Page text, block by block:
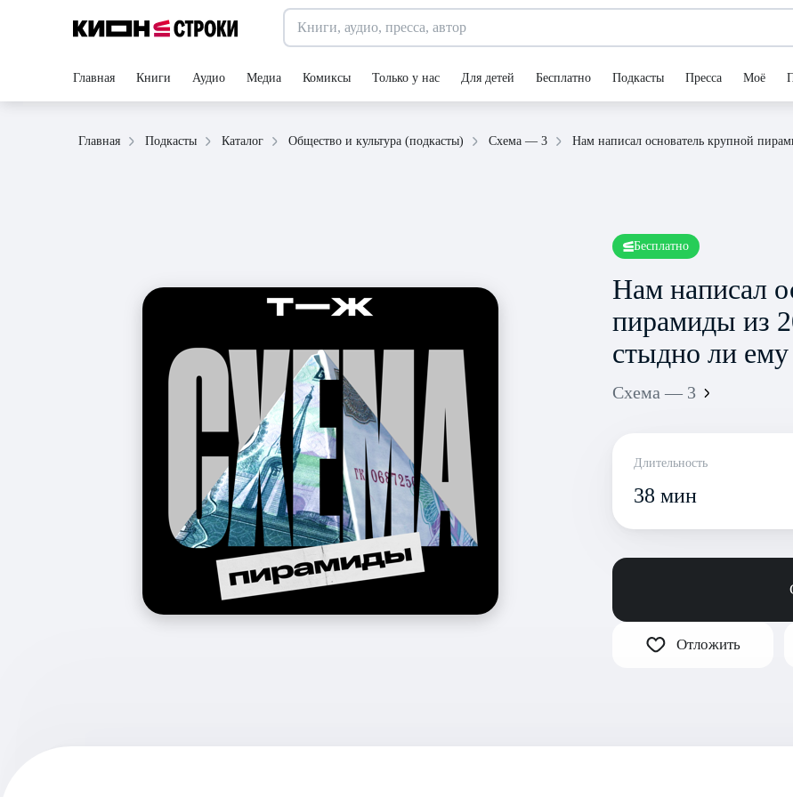
Главная Книги Аудио Медиа Комиксы Только у нас Для детей Бесплатно Подкасты Пресса Моё
Главная Подкасты Каталог Общество и культура (подкасты) Схема — 3 Нам написал основатель крупной
Бесплатно
Нам написал
пирамиды из
стыдно ли ему
Схема — 3
Длительность
38 мин
Отложить